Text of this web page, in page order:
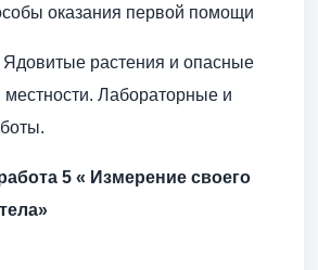
оказания первой помощи
Ядовитые растения и опасные
Лабораторные и
5 « Измерение своего